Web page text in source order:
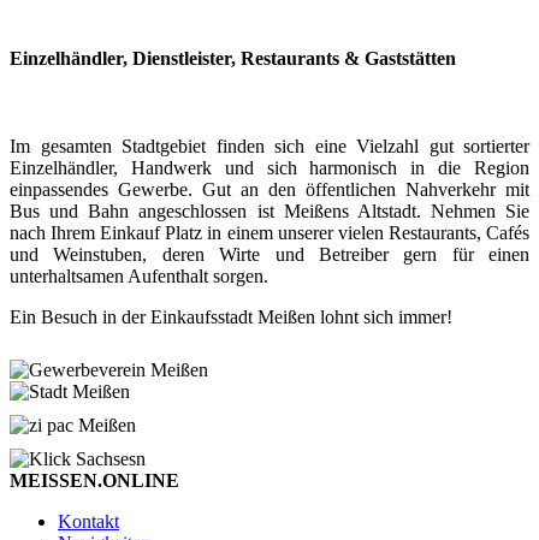
Einzelhändler, Dienstleister, Restaurants & Gaststätten
Im gesamten Stadtgebiet finden sich eine Vielzahl gut sortierter
Einzelhändler, Handwerk und sich harmonisch in die Region
einpassendes Gewerbe. Gut an den öffentlichen Nahverkehr mit
Bus und Bahn angeschlossen ist Meißens Altstadt. Nehmen Sie
nach Ihrem Einkauf Platz in einem unserer vielen Restaurants, Cafés
und Weinstuben, deren Wirte und Betreiber gern für einen
unterhaltsamen Aufenthalt sorgen.
Ein Besuch in der Einkaufsstadt Meißen lohnt sich immer!
MEISSEN.ONLINE
Kontakt